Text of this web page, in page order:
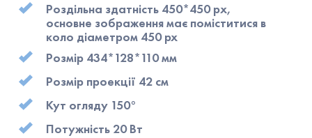
Роздільна здатність 450*450 рх,
основне зображення має поміститися в
коло діаметром 450 px
Розмір 434*128*110 мм
Розмір проекції 42 см
Кут огляду 150°
Потужність 20 Вт